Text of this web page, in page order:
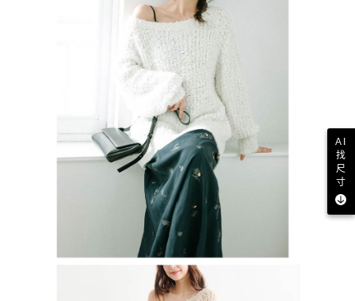
AI
找
尺
寸